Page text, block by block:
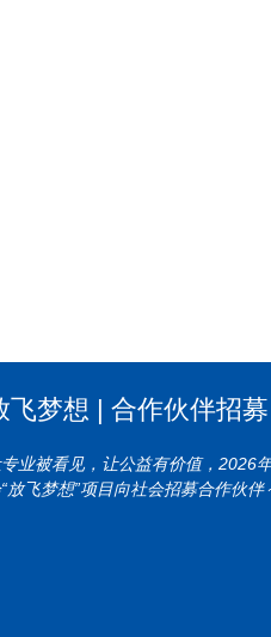
飞梦想 | 合作伙伴招募
业被看见，让公益有价值，2026
放飞梦想”项目向社会招募合作伙伴